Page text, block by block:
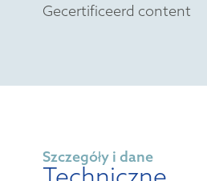
Gecertificeerd content
Szczegóły i dane